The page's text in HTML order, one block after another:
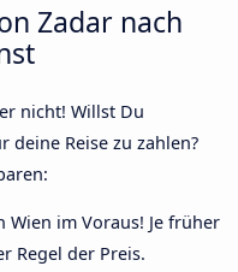
Zadar nach
nicht! Willst Du
deine Reise zu zahlen?
Wien im Voraus! Je früher
Regel der Preis.